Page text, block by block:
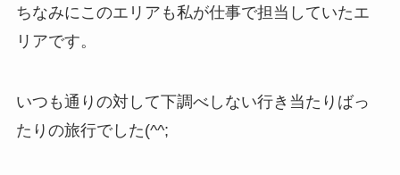
ちなみにこのエリアも私が仕事で担当していたエ
リアです。
いつも通りの対して下調べしない行き当たりばっ
たりの旅行でした(^^;